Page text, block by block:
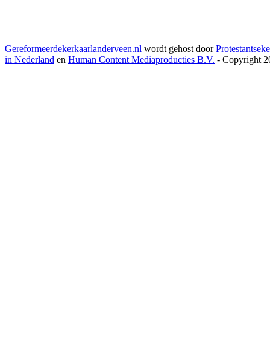
Gereformeerdekerkaarlanderveen.nl wordt gehost door
in Nederland en Human Content Mediaproducties B.V. - Copyright